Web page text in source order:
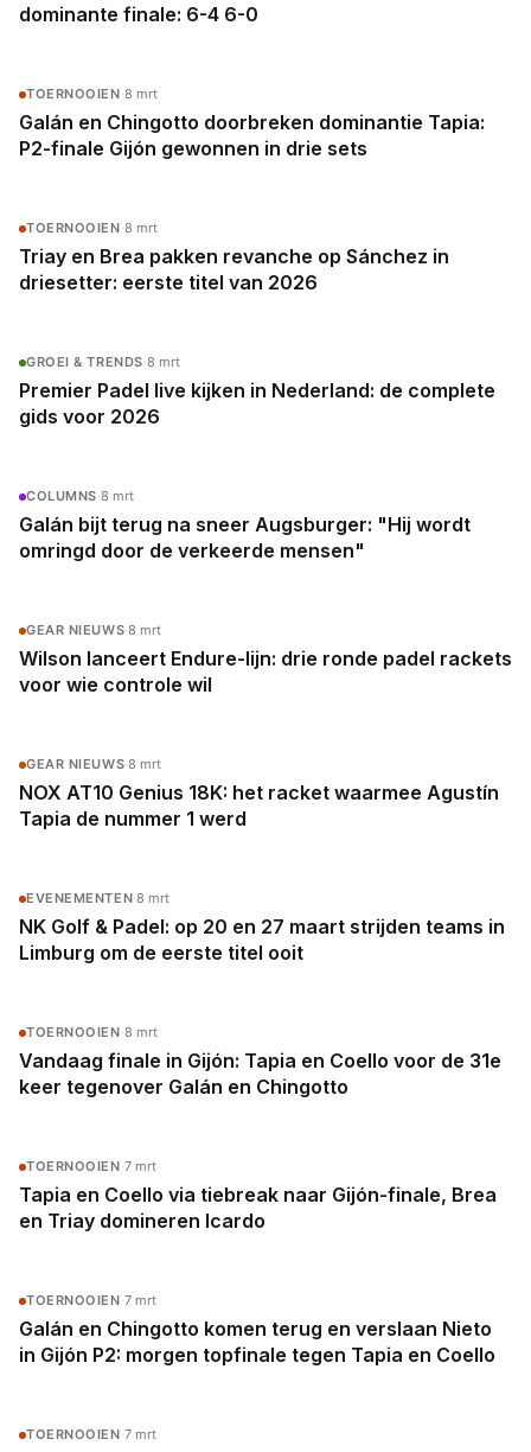
dominante finale: 6-4 6-0
TOERNOOIEN·8 mrt
Galán en Chingotto doorbreken dominantie Tapia:
P2-finale Gijón gewonnen in drie sets
TOERNOOIEN·8 mrt
Triay en Brea pakken revanche op Sánchez in
driesetter: eerste titel van 2026
GROEI & TRENDS·8 mrt
Premier Padel live kijken in Nederland: de complete
gids voor 2026
COLUMNS·8 mrt
Galán bijt terug na sneer Augsburger: "Hij wordt
omringd door de verkeerde mensen"
GEAR NIEUWS·8 mrt
Wilson lanceert Endure-lijn: drie ronde padel rackets
voor wie controle wil
GEAR NIEUWS·8 mrt
NOX AT10 Genius 18K: het racket waarmee Agustín
Tapia de nummer 1 werd
EVENEMENTEN·8 mrt
NK Golf & Padel: op 20 en 27 maart strijden teams in
Limburg om de eerste titel ooit
TOERNOOIEN·8 mrt
Vandaag finale in Gijón: Tapia en Coello voor de 31e
keer tegenover Galán en Chingotto
TOERNOOIEN·7 mrt
Tapia en Coello via tiebreak naar Gijón-finale, Brea
en Triay domineren Icardo
TOERNOOIEN·7 mrt
Galán en Chingotto komen terug en verslaan Nieto
in Gijón P2: morgen topfinale tegen Tapia en Coello
TOERNOOIEN·7 mrt